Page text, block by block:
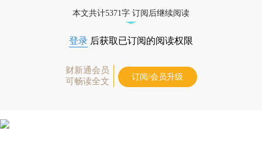
本文共计5371字 订阅后继续阅读
登录 后获取已订阅的阅读权限
财新通会员
可畅读全文
订阅/会员升级